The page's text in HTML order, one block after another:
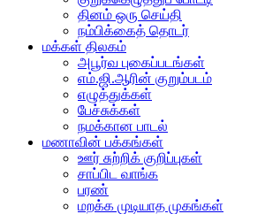
தினம் ஒரு செய்தி
நம்பிக்கைத் தொடர்
மக்கள் திலகம்
அபூர்வ புகைப்படங்கள்
எம்.ஜி.ஆரின் குறும்படம்
எழுத்துக்கள்
பேச்சுக்கள்
நமக்கான பாடல்
மணாவின் பக்கங்கள்
ஊர் சுற்றிக் குறிப்புகள்
சாப்பிட வாங்க
பரண்
மறக்க முடியாத முகங்கள்